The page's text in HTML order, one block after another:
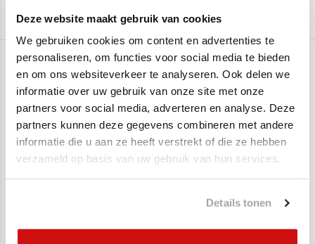
Deze website maakt gebruik van cookies
We gebruiken cookies om content en advertenties te
personaliseren, om functies voor social media te bieden
en om ons websiteverkeer te analyseren. Ook delen we
informatie over uw gebruik van onze site met onze
partners voor social media, adverteren en analyse. Deze
partners kunnen deze gegevens combineren met andere
informatie die u aan ze heeft verstrekt of die ze hebben
verzameld op basis van uw gebruik van hun services.
Details tonen
Honda Civic (5-Drs.) 1.6i(83KW/113PK - 1994 t/m 1997)
Honda Civic (5-Drs.) 1.6i(85KW/116PK - 1997 t/m 2001)
Honda Civic (5-Drs.) 1.6 SRi (92KW/125PK - 1994 t/m 1997)
Montagematerialen kunt u bovenaan bij bestellen!
Gerelateerde producten
SALE SALE